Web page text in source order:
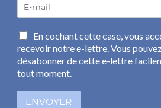
a
i
l
*
C
a
s
e
à
En cochant cette case, vous
recevoir notre e-lettre. Vous
désabonner de cette e-lettre
tout moment.
ENVOYER